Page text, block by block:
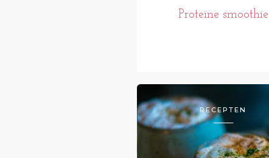
Proteïne smoothie
RECEPTEN